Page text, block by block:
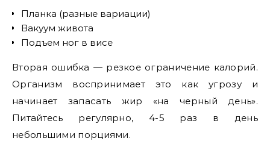
Планка (разные вариации)
Вакуум живота
Подъем ног в висе
Вторая ошибка — резкое ограничение калорий.
Организм воспринимает это как угрозу и
начинает запасать жир «на черный день».
Питайтесь регулярно, 4-5 раз в день
небольшими порциями.